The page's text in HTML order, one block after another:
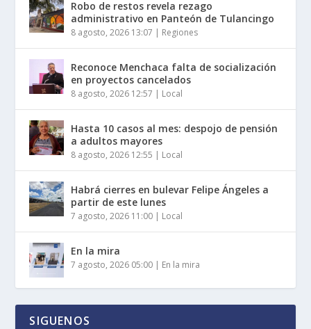
Robo de restos revela rezago
administrativo en Panteón de Tulancingo
8 agosto, 2026 13:07 | Regiones
Reconoce Menchaca falta de socialización
en proyectos cancelados
8 agosto, 2026 12:57 | Local
Hasta 10 casos al mes: despojo de pensión
a adultos mayores
8 agosto, 2026 12:55 | Local
Habrá cierres en bulevar Felipe Ángeles a
partir de este lunes
7 agosto, 2026 11:00 | Local
En la mira
7 agosto, 2026 05:00 | En la mira
SIGUENOS